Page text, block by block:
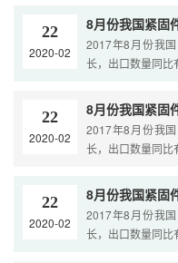
进出口总金额为....
22
2020-02
8月份我国紧固
2017年8月份我
长，出口数量同比
进出口....
22
2020-02
8月份我国紧固
2017年8月份我
长，出口数量同比
进出口....
22
2020-02
8月份我国紧固
2017年8月份我
长，出口数量同比